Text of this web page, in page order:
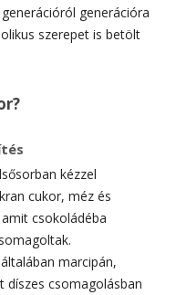
generációra
szerepet is betölt
kézzel
cukor, méz és
csokoládéba
marcipán,
díszes csomagolásban